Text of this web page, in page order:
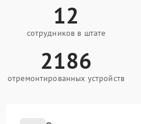
12
сотрудников в штате
2186
отремонтированных устройств